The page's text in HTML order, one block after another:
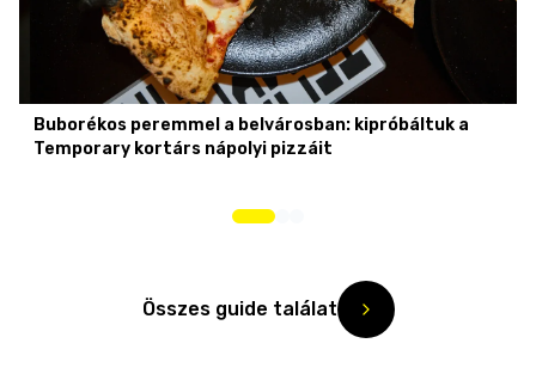
Buborékos peremmel a belvárosban: kipróbáltuk a
Temporary kortárs nápolyi pizzáit
Összes guide találat